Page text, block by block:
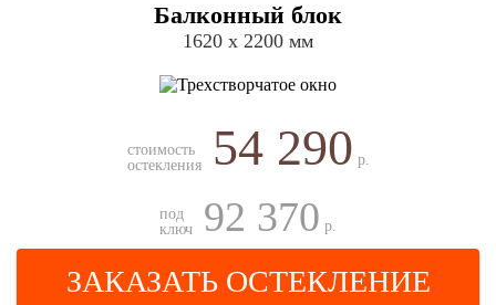
Балконный блок
1620 х 2200 мм
стоимость
остекления
54 290 р.
под
ключ
92 370 р.
ЗАКАЗАТЬ ОСТЕКЛЕНИЕ